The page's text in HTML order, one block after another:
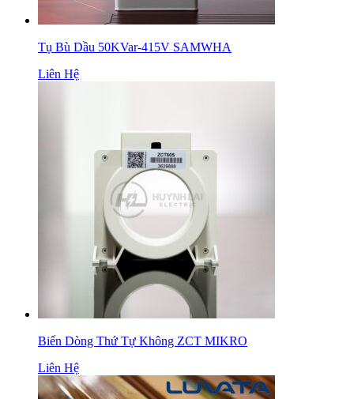
Tụ Bù Dầu 50KVar-415V SAMWHA
Liên Hệ
Biến Dòng Thứ Tự Không ZCT MIKRO
Liên Hệ